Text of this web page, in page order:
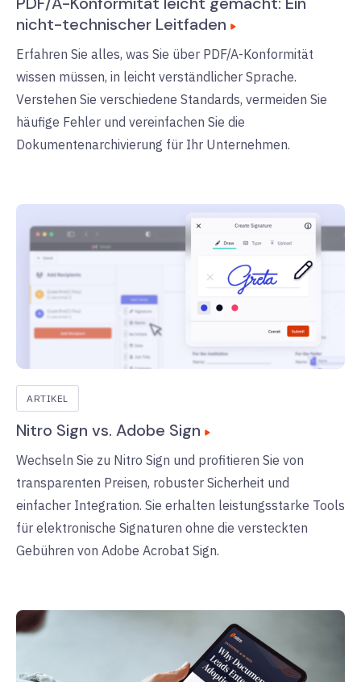
nicht-technischer Leitfaden
Erfahren Sie alles, was Sie über PDF/A-Konformität
wissen müssen, in leicht verständlicher Sprache.
Verstehen Sie verschiedene Standards, vermeiden Sie
häufige Fehler und vereinfachen Sie die
Dokumentenarchivierung für Ihr Unternehmen.
ARTIKEL
Nitro Sign vs. Adobe Sign
Wechseln Sie zu Nitro Sign und profitieren Sie von
transparenten Preisen, robuster Sicherheit und
einfacher Integration. Sie erhalten leistungsstarke Tools
für elektronische Signaturen ohne die versteckten
Gebühren von Adobe Acrobat Sign.